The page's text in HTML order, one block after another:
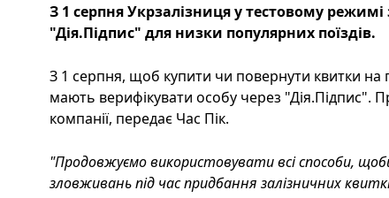
З 1 серпня Укрзалізниця у тестовому
"Дія.Підпис" для низки популярних поїздів.
З 1 серпня, щоб купити чи повернути квитки на
мають верифікувати особу через "Дія.Підпис".
компанії, передає Час Пік.
"Продовжуємо використовувати всі способи,
зловживань під час придбання залізничних